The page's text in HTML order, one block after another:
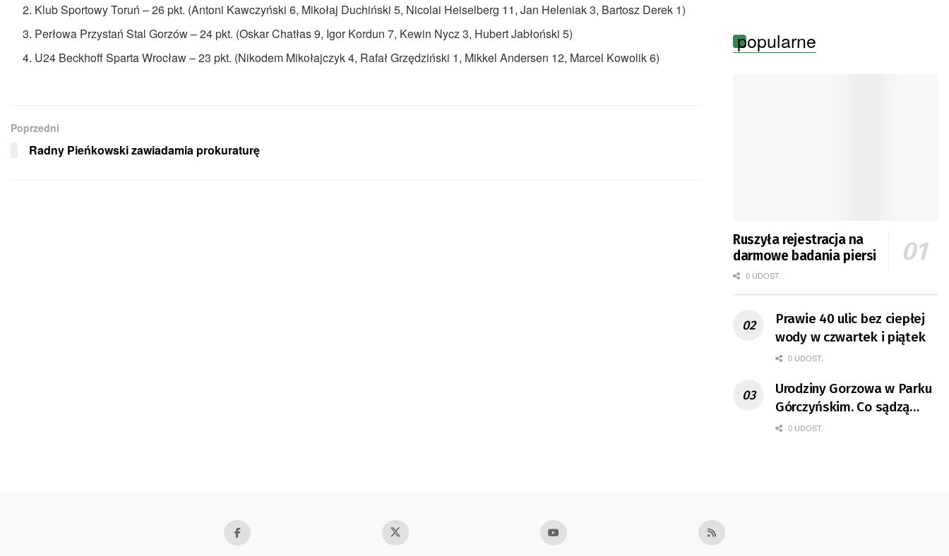
Klub Sportowy Toruń – 26 pkt. (Antoni Kawczyński 6, Mikołaj Duchiński 5, Nicolai Heiselberg 11, Jan Heleniak 3, Bartosz Derek 1)
Perłowa Przystań Stal Gorzów – 24 pkt. (Oskar Chatłas 9, Igor Kordun 7, Kewin Nycz 3, Hubert Jabłoński 5)
U24 Beckhoff Sparta Wrocław – 23 pkt. (Nikodem Mikołajczyk 4, Rafał Grzędziński 1, Mikkel Andersen 12, Marcel Kowolik 6)
Poprzedni
Radny Pieńkowski zawiadamia prokuraturę
popularne
Ruszyła rejestracja na
darmowe badania piersi
0 UDOST.
Prawie 40 ulic bez ciepłej
wody w czwartek i piątek
0 UDOST.
Urodziny Gorzowa w Parku
Górczyńskim. Co sądzą
mieszkańcy?
0 UDOST.